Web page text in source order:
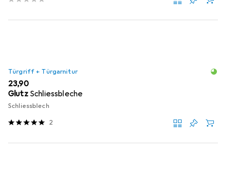
Türgriff + Türgarnitur
EUR
23,90
Glutz Schliessbleche
Schliessblech
2